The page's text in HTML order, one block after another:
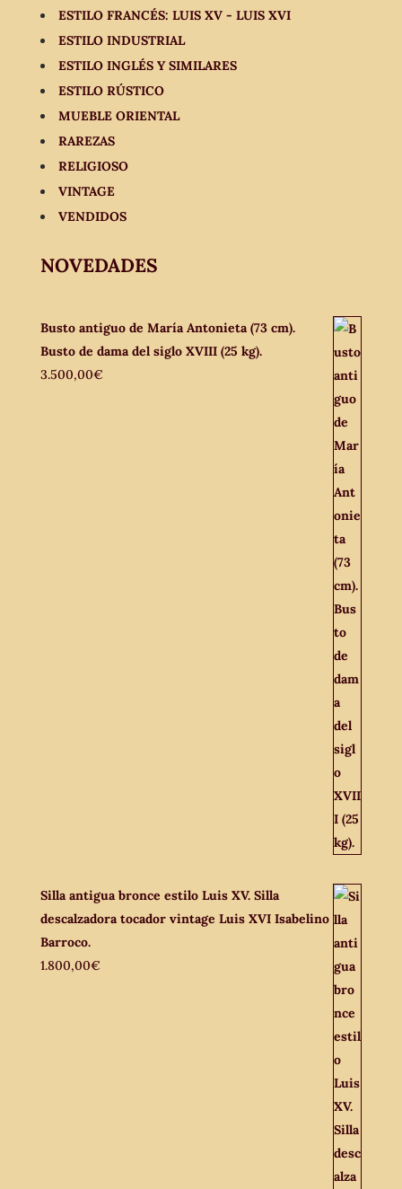
ESTILO FRANCÉS: LUIS XV - LUIS XVI
ESTILO INDUSTRIAL
ESTILO INGLÉS Y SIMILARES
ESTILO RÚSTICO
MUEBLE ORIENTAL
RAREZAS
RELIGIOSO
VINTAGE
VENDIDOS
NOVEDADES
Busto antiguo de María Antonieta (73 cm).
Busto de dama del siglo XVIII (25 kg).
3.500,00€
Silla antigua bronce estilo Luis XV. Silla
descalzadora tocador vintage Luis XVI Isabelino
Barroco.
1.800,00€